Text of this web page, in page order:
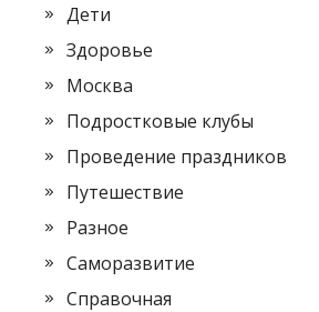
Дети
Здоровье
Москва
Подростковые клубы
Проведение праздников
Путешествие
Разное
Саморазвитие
Справочная